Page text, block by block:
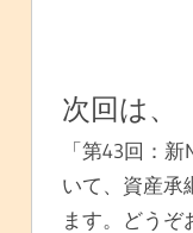
次回は、
「第43回：
いて、資産承
ます。どうぞ